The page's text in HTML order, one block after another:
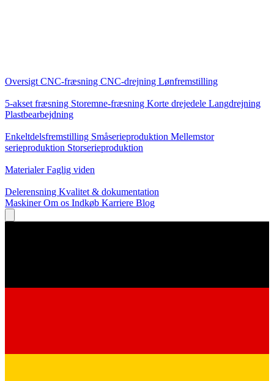
Oversigt CNC-fræsning CNC-drejning Lønfremstilling
5-akset fræsning Storemne-fræsning Korte drejedele Langdrejning
Plastbearbejdning
Enkeltdelsfremstilling Småserieproduktion Mellemstor
serieproduktion Storserieproduktion
MaterialerFaglig viden
Delerensning Kvalitet & dokumentation
MaskinerOm os Indkøb Karriere Blog